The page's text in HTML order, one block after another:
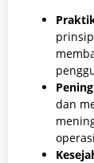
dan